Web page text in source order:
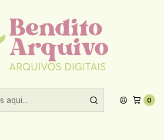
0
ao comprar acima de R$30,00!
de corte Acetato
Acetato
Filtros